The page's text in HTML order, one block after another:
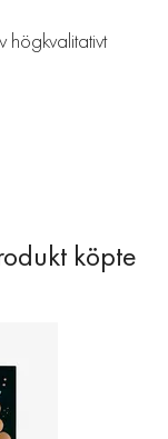
högkvalitativt